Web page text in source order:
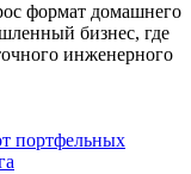
формат домашнего
бизнес, где
инженерного
портфельных